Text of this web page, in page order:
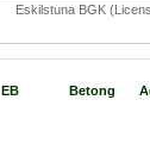
Eskilstuna BGK
EB Betong